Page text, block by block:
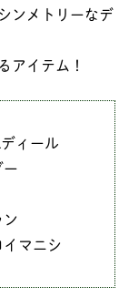
ンメトリーなデ
アイテム！
ィール
マニシ